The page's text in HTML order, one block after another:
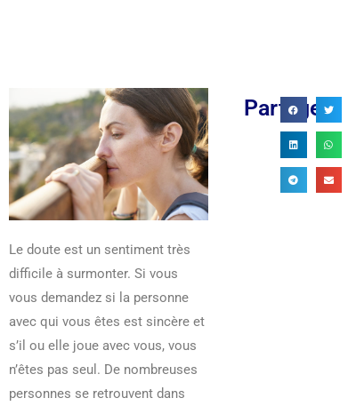
Le doute est un sentiment très
difficile à surmonter. Si vous
vous demandez si la personne
avec qui vous êtes est sincère et
s’il ou elle joue avec vous, vous
n’êtes pas seul. De nombreuses
personnes se retrouvent dans
Partager
: DÉCRYPTAGE ET
PROFONDE...
03/2026
LA PIERRE HOWLITE: DÉCOUVERTE DE
SA SIGNIFICATION ET...
21/03/2026